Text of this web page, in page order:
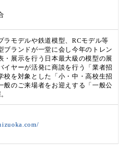
ラモデルや鉄道模型、RCモデル等
ブランドが一堂に会し今年のトレン
・展示を行う日本最大級の模型の展
イヤーが活発に商談を行う「業者招
校を対象とした「小・中・高校生招
般のご来場者をお迎えする「一般公